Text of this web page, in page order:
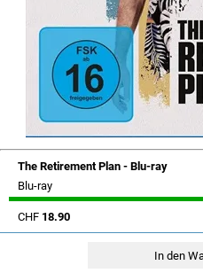
The Retirement Plan - Blu-ray
Blu-ray
CHF 18.90